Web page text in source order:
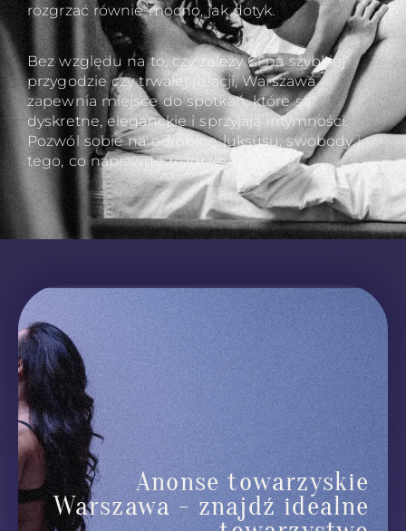
rozgrzać równie mocno, jak dotyk.
Bez względu na to, czy zależy Ci na szybkiej
przygodzie czy trwałej relacji, Warszawa
zapewnia miejsce do spotkań, które są
dyskretne, eleganckie i sprzyjają intymności.
Pozwól sobie na odrobinę luksusu, swobody i
tego, co naprawdę rozgrzewa serce.
Anonse towarzyskie
Warszawa - znajdź idealne